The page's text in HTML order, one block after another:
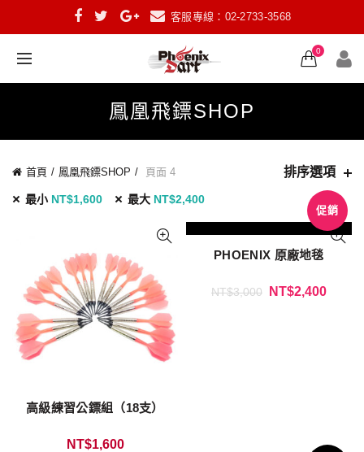
客服專線：02-2733-3568
0
鳳凰飛鏢SHOP
首頁 鳳凰飛鏢SHOP 頁面 4 排序選項
最小 NT$1,600 最大 NT$2,400
高級練習公鏢組（18支）
NT$1,600
促銷
PHOENIX 原廠地毯
NT$3,000 NT$2,400